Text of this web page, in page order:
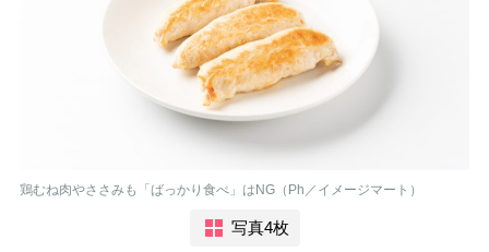
鶏むね肉やささみも「ばっかり食べ」はNG（Ph／イメージマート）
写真4枚